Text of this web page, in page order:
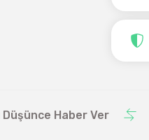
Düşünce Haber Ver